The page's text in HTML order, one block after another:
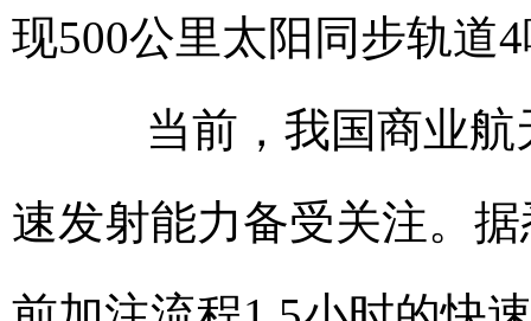
现500公里太阳同步轨道
当前，我国商业航
速发射能力备受关注。